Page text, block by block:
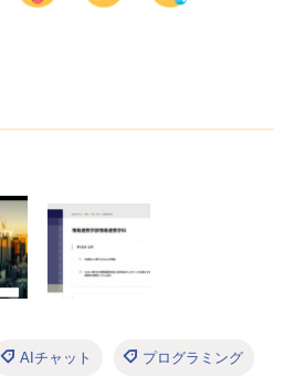
AIチャット プログラミング